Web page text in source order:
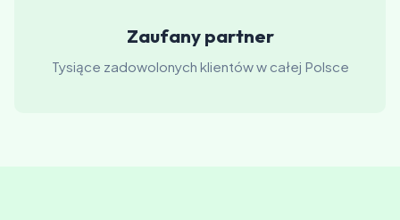
Zaufany partner
Tysiące zadowolonych klientów w całej Polsce